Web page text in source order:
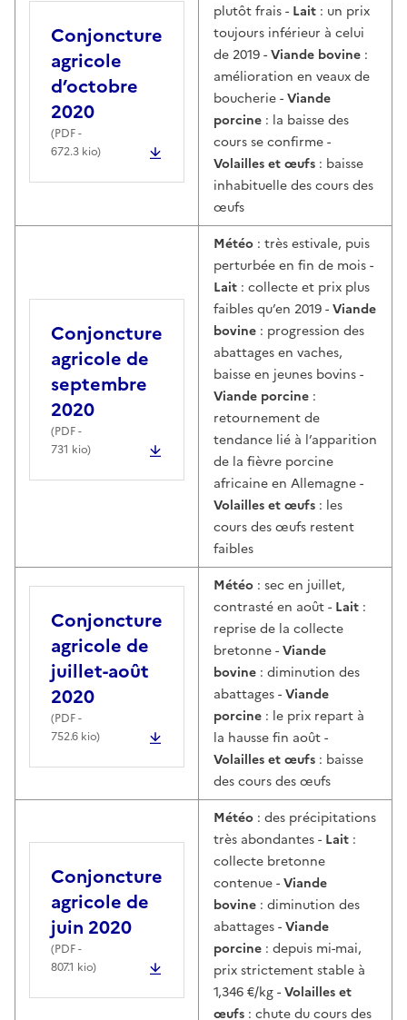
Conjoncture
agricole
d’octobre
2020
(PDF-
672.3 kio)
plutôt frais - Lait : un prix
toujours inférieur à celui
de 2019 -Viande bovine :
amélioration en veaux de
boucherie -Viande
porcine : la baisse des
cours se confirme -
Volailles et œufs : baisse
inhabituelle des cours des
œufs
Conjoncture
agricole de
septembre
2020
(PDF-
731 kio)
Météo : très estivale, puis
perturbée en fin de mois -
Lait : collecte et prix plus
faibles qu’en 2019 -Viande
bovine : progression des
abattages en vaches,
baisse en jeunes bovins -
Viande porcine :
retournement de
tendance lié à l’apparition
de la fièvre porcine
africaine en Allemagne -
Volailles et œufs : les
cours des œufs restent
faibles
Conjoncture
agricole de
juillet-août
2020
(PDF-
752.6 kio)
Météo : sec en juillet,
contrasté en août - Lait :
reprise de la collecte
bretonne -Viande
bovine : diminution des
abattages -Viande
porcine : le prix repart à
la hausse fin août -
Volailles et œufs : baisse
des cours des œufs
Conjoncture
agricole de
juin 2020
(PDF-
807.1 kio)
Météo : des précipitations
très abondantes - Lait :
collecte bretonne
contenue -Viande
bovine : diminution des
abattages -Viande
porcine : depuis mi-mai,
prix strictement stable à
1,346 €/kg -Volailles et
œufs : chute du cours des